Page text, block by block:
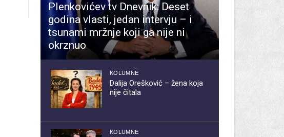
Plenkovićev tv Dnevnik: Deset
godina vlasti, jedan intervju – i
tsunami mržnje koji ga nije ni
okrznuo
KOLUMNE
Dalija Orešković – žena koja
nije čitala
KOLUMNE